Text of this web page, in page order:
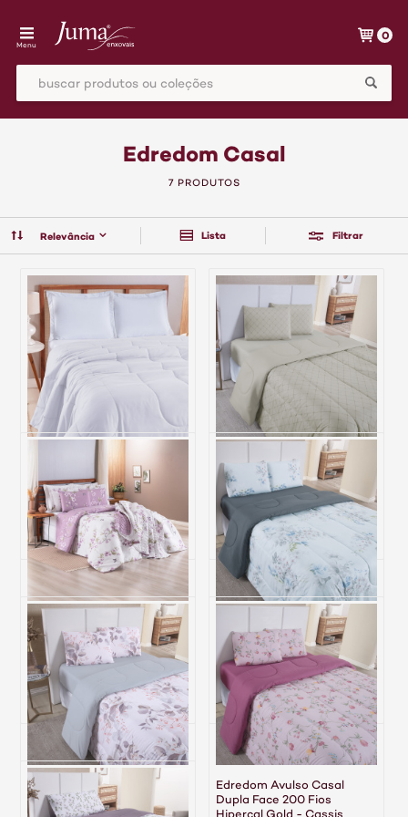
Menu
0
Edredom Casal
Relevância Lista Filtrar
7 PRODUTOS
Edredom Avulso Casal
Dupla Face 200 Fios
Hipercal Criarte Branco
R$ 224,00
6x de R$ 37,33 sem juros
Edredom Avulso Casal
Dupla Face 200 Fios
Hipercal Gold - Linea
R$ 259,70
6x de R$ 43,28 sem juros
Edredom Avulso Casal
Dupla Face 200 Fios
Hipercal Gold Anne
R$ 259,70
6x de R$ 43,28 sem juros
Edredom Avulso Casal
Dupla Face 200 Fios
Hipercal Gold - Aurora
R$ 259,70
6x de R$ 43,28 sem juros
Edredom Avulso Casal
Dupla Face 200 Fios
Edredom Avulso Casal
Dupla Face 200 Fios